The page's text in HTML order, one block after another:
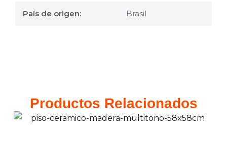
País de origen: Brasil
Productos Relacionados